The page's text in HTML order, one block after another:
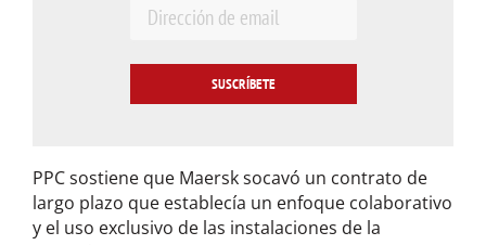
PPC sostiene que Maersk socavó un contrato de
largo plazo que establecía un enfoque colaborativo
y el uso exclusivo de las instalaciones de la